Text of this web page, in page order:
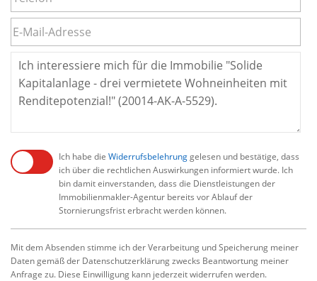
Ich habe die Widerrufsbelehrunggelesen und bestätige, dass
ich über die rechtlichen Auswirkungen informiert wurde. Ich
bin damit einverstanden, dass die Dienstleistungen der
Immobilienmakler-Agentur bereits vor Ablauf der
Stornierungsfrist erbracht werden können.
Mit dem Absenden stimme ich der Verarbeitung und Speicherung meiner
Daten gemäß der Datenschutzerklärung zwecks Beantwortung meiner
Anfrage zu. Diese Einwilligung kann jederzeit widerrufen werden.